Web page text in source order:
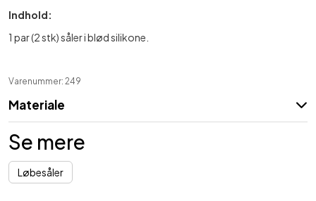
Indhold:
1 par (2 stk) såler i blød silikone.
Varenummer: 249
Materiale
Se mere
Løbesåler